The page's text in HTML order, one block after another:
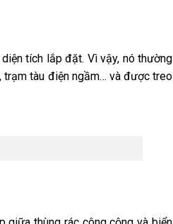
tích lắp đặt. Vì vậy, nó thường
trạm tàu điện ngầm… và được treo